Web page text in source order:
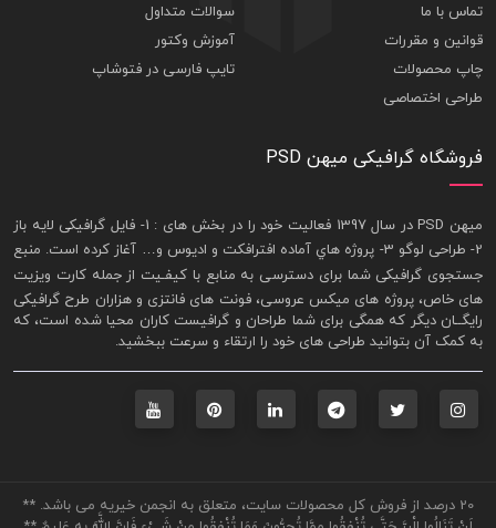
تماس با ما
قوانین و مقررات
چاپ محصولات
طراحی اختصاصی
سوالات متداول
آموزش وکتور
تایپ فارسی در فتوشاپ
فروشگاه گرافیکی میهن PSD
ميهن PSD در سال 1397 فعاليت خود را در بخش های : 1-
فايل گرافيکی لايه باز
2- طراحی لوگو 3- پروژه هاي آماده افترافکت و اديوس و… آغاز کرده است. منبع
جستجوی گرافيکی شما برای دسترسی به منابع با کيفـيت از جملهکارت ويزيت
های خاص، پروژه های ميکس عروسی، فونت های فانتزی و هزاران طرح گرافیکی
رايگــان ديگر که همگی برای شما طراحان و گرافيست کاران محيا شده است، که
به کمک آن بتوانيد طراحی های خود را ارتقاء و سرعت ببخشيد.
20 درصد از فروش کل محصولات سایت، متعلق به انجمن خیریه می باشد. **